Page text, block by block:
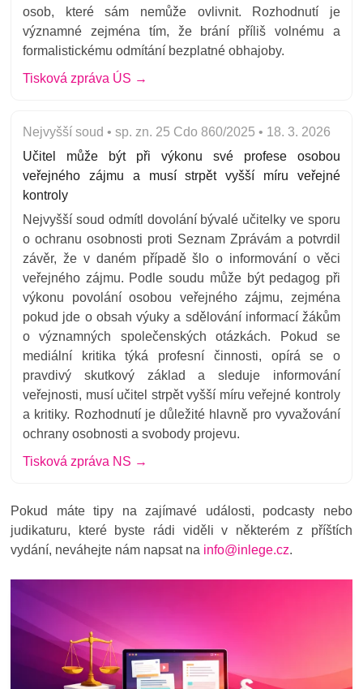
osob, které sám nemůže ovlivnit. Rozhodnutí je
významné zejména tím, že brání příliš volnému a
formalistickému odmítání bezplatné obhajoby.
Tisková zpráva ÚS →
Nejvyšší soud • sp. zn. 25 Cdo 860/2025 • 18. 3. 2026
Učitel může být při výkonu své profese osobou
veřejného zájmu a musí strpět vyšší míru veřejné
kontroly
Nejvyšší soud odmítl dovolání bývalé učitelky ve sporu
o ochranu osobnosti proti Seznam Zprávám a potvrdil
závěr, že v daném případě šlo o informování o věci
veřejného zájmu. Podle soudu může být pedagog při
výkonu povolání osobou veřejného zájmu, zejména
pokud jde o obsah výuky a sdělování informací žákům
o významných společenských otázkách. Pokud se
mediální kritika týká profesní činnosti, opírá se o
pravdivý skutkový základ a sleduje informování
veřejnosti, musí učitel strpět vyšší míru veřejné kontroly
a kritiky. Rozhodnutí je důležité hlavně pro vyvažování
ochrany osobnosti a svobody projevu.
Tisková zpráva NS →
Pokud máte tipy na zajímavé události, podcasty nebo
judikaturu, které byste rádi viděli v některém z příštích
vydání, neváhejte nám napsatna info@inlege.cz.